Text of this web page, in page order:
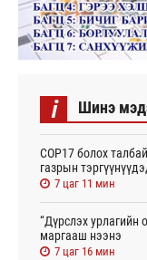
i Шинэ
СОР17 болох
газрын
7 цаг 11 мин
“Дүрслэх урлагийн
маргааш нээнэ
7 цаг 16 мин